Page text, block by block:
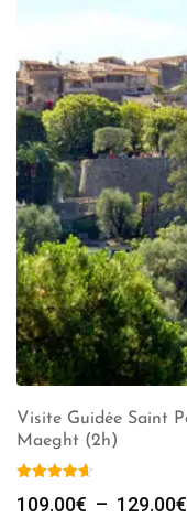
Visite Guidée Saint
Maeght (2h)
109.00€ – 129.00€